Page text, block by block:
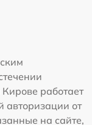
работает
авторизации от
на сайте,